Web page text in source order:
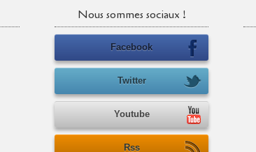
Nous sommes sociaux !
Facebook
Twitter
Youtube
Rss